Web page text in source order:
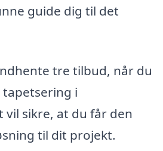
guide dig til det
tre tilbud, når du
i
vil sikre, at du får den
til dit projekt.